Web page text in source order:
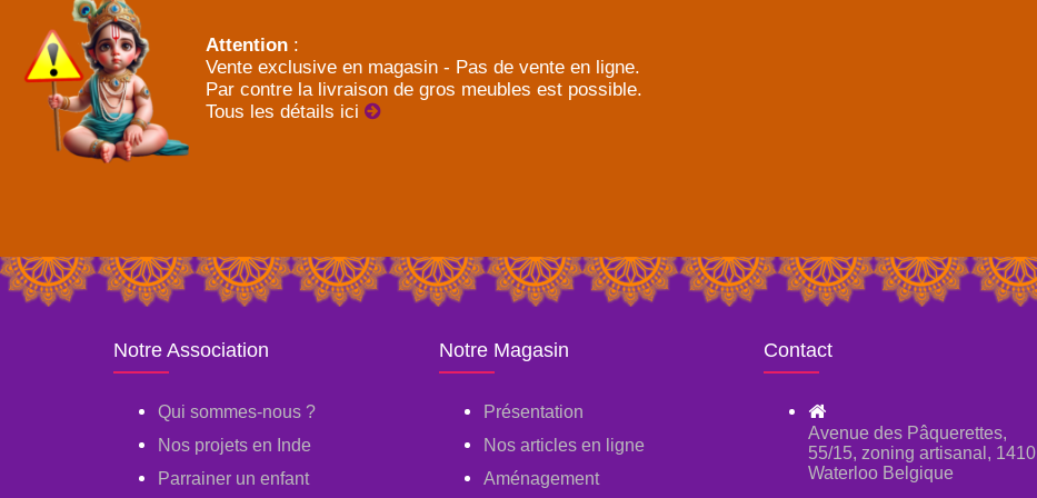
Attention :
Vente exclusive en magasin - Pas de vente en ligne.
Par contre la livraison de gros meubles est possible.
Tous les détails ici
Notre Association
Qui sommes-nous ?
Nos projets en Inde
Parrainer un enfant
Notre Magasin
Présentation
Nos articles en ligne
Aménagement
Contact
Avenue des Pâquerettes,
55/15, zoning artisanal, 1410
Waterloo Belgique